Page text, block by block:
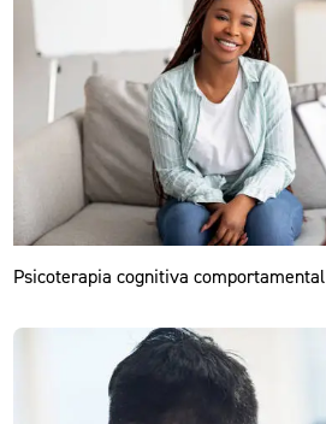
Psicoterapia cognitiva comportamental